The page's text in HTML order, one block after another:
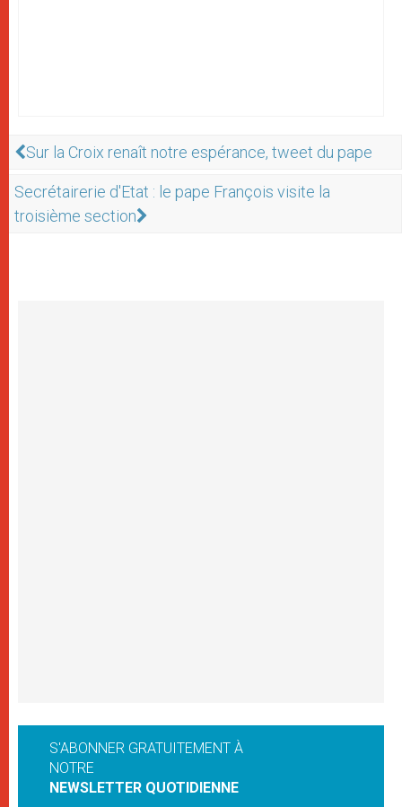
Sur la Croix renaît notre espérance, tweet du pape
Secrétairerie d'Etat : le pape François visite la
troisième section
S'ABONNER GRATUITEMENT À
NOTRE
NEWSLETTER QUOTIDIENNE